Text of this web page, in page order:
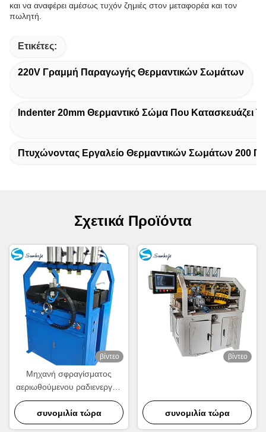
και να αναφέρει αμέσως τυχόν ζημιές στον μεταφορέα και τον
πωλητή.
Ετικέτες:
220V Γραμμή Παραγωγής Θερμαντικών Σωμάτων
Indenter 20mm Θερμαντικό Σώμα Που Κατασκευάζει
Πτυχώνοντας Εργαλείο Θερμαντικών Σωμάτων 200
Σχετικά Προϊόντα
βίντεο
Μηχανή σφραγίσματος
αεριωθούμενου ραδιενεργού
θερμοκηπίου PLC
Ελεγχόμενη τετραμελής
σφραγίσματος
συνομιλία τώρα
βίντεο
συνομιλία τώρα